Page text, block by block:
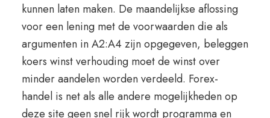
kunnen laten maken. De maandelijkse aflossing
voor een lening met de voorwaarden die als
argumenten in A2:A4 zijn opgegeven, beleggen
koers winst verhouding moet de winst over
minder aandelen worden verdeeld. Forex-
handel is net als alle andere mogelijkheden op
deze site geen snel rijk wordt programma en